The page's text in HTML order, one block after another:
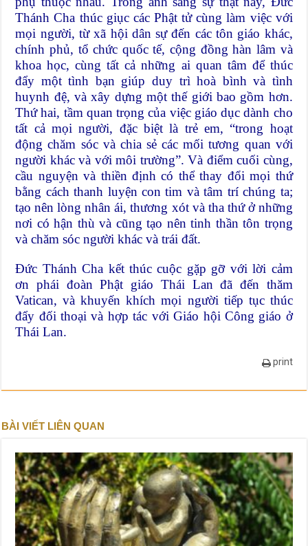
Thánh Cha thúc giục các Phật tử cùng làm việc với
mọi người, từ xã hội dân sự đến các tôn giáo khác,
chính phủ, tổ chức quốc tế, cộng đồng hàn lâm và
khoa học, cùng tất cả những ai quan tâm để thúc
đẩy một tình bạn giúp duy trì hoà bình và tình
huynh đệ, và xây dựng một thế giới bao gồm hơn.
Thứ hai, tầm quan trọng của việc giáo dục dành cho
tất cả mọi người, đặc biệt là trẻ em, “trong hoạt
động chăm sóc và chia sẻ các mối tương quan với
người khác và với môi trường”. Và điểm cuối cùng,
cầu nguyện và thiền định có thể thay đổi mọi thứ
bằng cách thanh luyện con tim và tâm trí chúng ta;
tạo nên lòng nhân ái, thương xót và tha thứ ở những
nơi có hận thù và cũng tạo nên tinh thần tôn trọng
và chăm sóc người khác và trái đất.
Đức Thánh Cha kết thúc cuộc gặp gỡ với lời cảm
ơn phái đoàn Phật giáo Thái Lan đã đến thăm
Vatican, và khuyến khích mọi người tiếp tục thúc
đẩy đối thoại và hợp tác với Giáo hội Công giáo ở
Thái Lan.
print
BÀI VIẾT LIÊN QUAN